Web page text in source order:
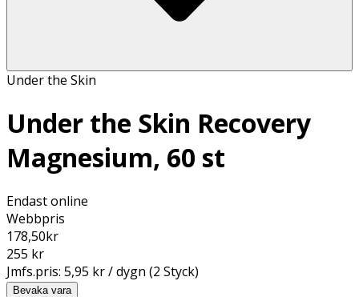
Under the Skin
Under the Skin Recovery
Magnesium, 60 st
Endast online
Webbpris
178,50kr
255 kr
Jmfs.pris: 5,95 kr / dygn (2 Styck)
Bevaka vara